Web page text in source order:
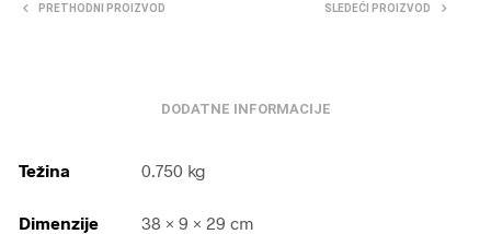
PRETHODNI PROIZVOD SLEDEĆI PROIZVOD
DODATNE INFORMACIJE
Težina 0.750 kg
Dimenzije 38 × 9 × 29 cm